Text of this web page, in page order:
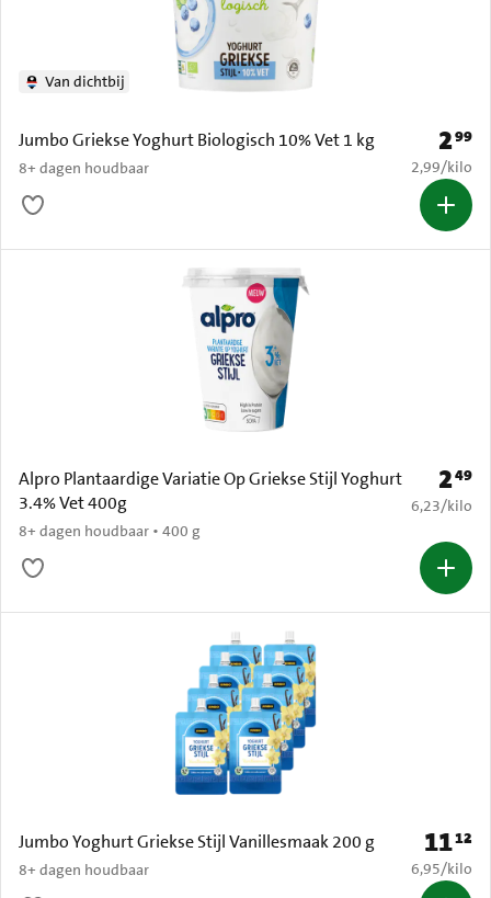
Jumbo Griekse Yoghurt Biologisch 10% Vet 1 kg
8+ dagen houdbaar
Van dichtbij
Prijs:
299
€ 2,99 per
2,99/kilo
Alpro Plantaardige Variatie Op Griekse Stijl Yoghurt
3.4% Vet 400g
8+ dagen houdbaar • 400 g
Prijs:
249
€ 6,23 per
6,23/kilo
Jumbo Yoghurt Griekse Stijl Vanillesmaak 200 g
8+ dagen houdbaar
Prijs: €
1112
€ 6,95 per
6,95/kilo